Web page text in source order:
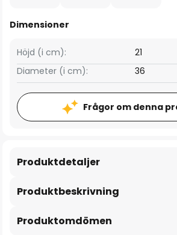
Dimensioner
Höjd (i cm):
21
Diameter (i cm):
36
Frågor om denna
Produktbeskrivning
Produktdetaljer
Produktomdömen